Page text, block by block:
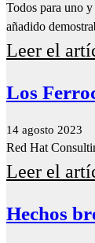
Todos para uno
añadido
Leer el
Los
14 agosto 2023
Red Hat
Leer el
Hechos